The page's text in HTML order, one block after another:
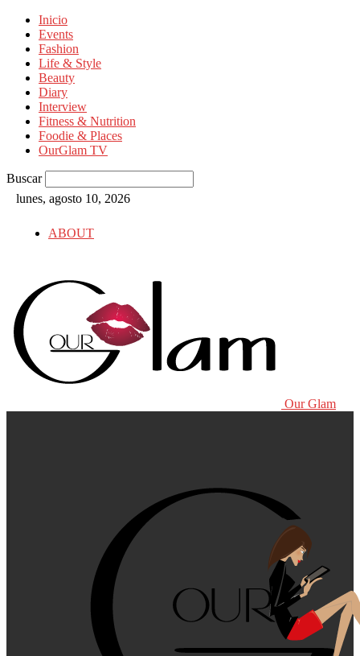
Inicio
Events
Fashion
Life & Style
Beauty
Diary
Interview
Fitness & Nutrition
Foodie & Places
OurGlam TV
Buscar
lunes, agosto 10, 2026
ABOUT
Our Glam